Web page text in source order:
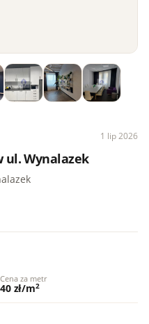
1 lip 2026
ul. Wynalazek
Cena za metr
40 zł/m2